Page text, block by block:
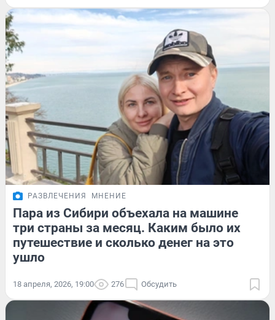
РАЗВЛЕЧЕНИЯ МНЕНИЕ
Пара из Сибири объехала на машине
три страны за месяц. Каким было их
путешествие и сколько денег на это
ушло
18 апреля, 2026, 19:00 276 Обсудить